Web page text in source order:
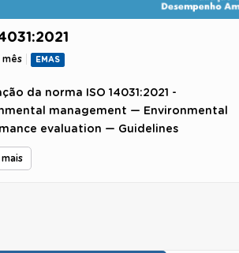
mês EMAS
da norma ISO 14031:2021 -
management — Environmental
evaluation — Guidelines